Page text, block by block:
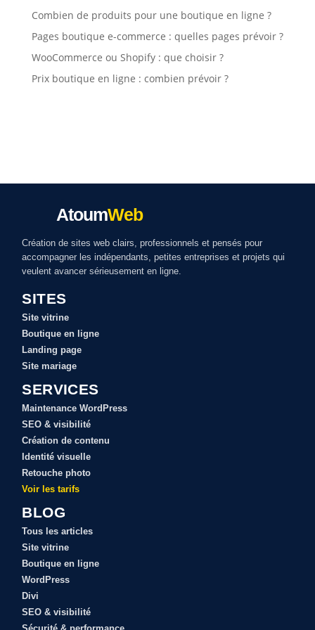
Combien de produits pour une boutique en ligne ?
Pages boutique e-commerce : quelles pages prévoir ?
WooCommerce ou Shopify : que choisir ?
Prix boutique en ligne : combien prévoir ?
AtoumWeb
Création de sites web clairs, professionnels et pensés pour
accompagner les indépendants, petites entreprises et projets qui
veulent avancer sérieusement en ligne.
SITES
Site vitrine
Boutique en ligne
Landing page
Site mariage
SERVICES
Maintenance WordPress
SEO & visibilité
Création de contenu
Identité visuelle
Retouche photo
Voir les tarifs
BLOG
Tous les articles
Site vitrine
Boutique en ligne
WordPress
Divi
SEO & visibilité